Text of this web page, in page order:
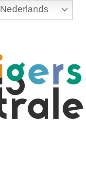
Nederlands